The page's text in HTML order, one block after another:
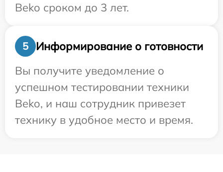
Beko сроком до 3 лет.
5
Информирование о готовности
Вы получите уведомление о
успешном тестировании техники
Beko, и наш сотрудник привезет
технику в удобное место и время.